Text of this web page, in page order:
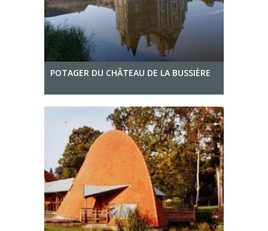
POTAGER DU CHÂTEAU DE LA BUSSIÈRE